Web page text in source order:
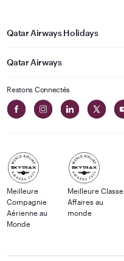
Qatar Airways Holidays
Qatar Airways
Restons Connectés
Meilleure
Compagnie
Aérienne au
Monde
Meilleure Classe
Affaires au
monde